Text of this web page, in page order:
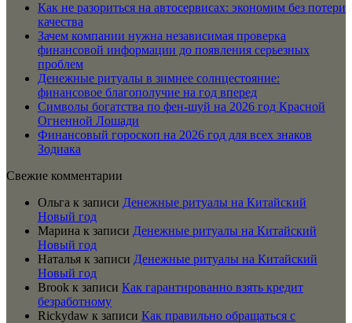
Как не разориться на автосервисах: экономим без потери
качества
Зачем компании нужна независимая проверка
финансовой информации до появления серьезных
проблем
Денежные ритуалы в зимнее солнцестояние:
финансовое благополучие на год вперед
Символы богатства по фен-шуй на 2026 год Красной
Огненной Лошади
Финансовый гороскоп на 2026 год для всех знаков
Зодиака
Свежие комментарии
Ольга к записи Денежные ритуалы на Китайский
Новый год
Марина к записи Денежные ритуалы на Китайский
Новый год
Наталья к записи Денежные ритуалы на Китайский
Новый год
Brook к записи Как гарантированно взять кредит
безработному
Rickydaw к записи Как правильно обращаться с